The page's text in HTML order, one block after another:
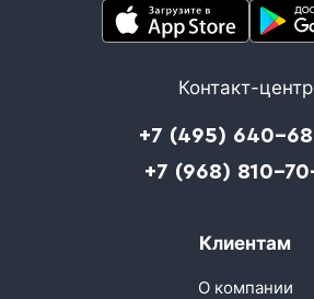
Контакт-центр
+7 (495) 640-
+7 (968) 810-
Клиентам
О компании